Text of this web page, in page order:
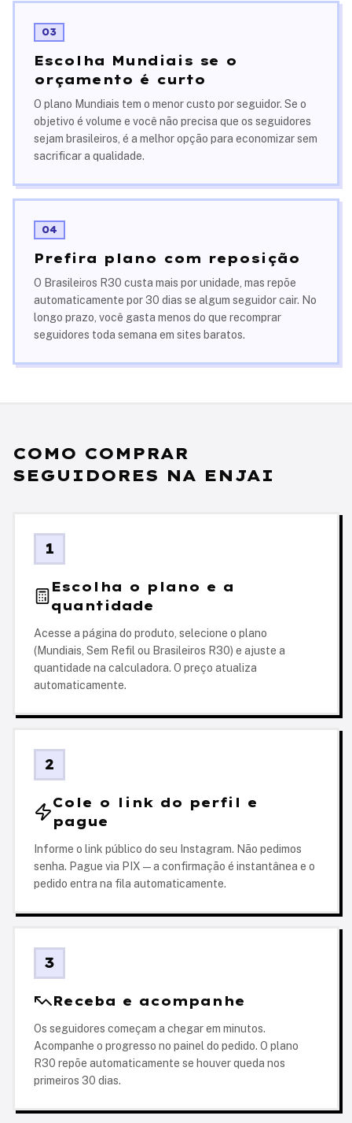
03
Escolha Mundiais se o
orçamento é curto
O plano Mundiais tem o menor custo por seguidor. Se o
objetivo é volume e você não precisa que os seguidores
sejam brasileiros, é a melhor opção para economizar sem
sacrificar a qualidade.
04
Prefira plano com reposição
O Brasileiros R30 custa mais por unidade, mas repõe
automaticamente por 30 dias se algum seguidor cair. No
longo prazo, você gasta menos do que recomprar
seguidores toda semana em sites baratos.
COMO COMPRAR
SEGUIDORES NA ENJAI
1
Escolha o plano e a
quantidade
Acesse a página do produto, selecione o plano
(Mundiais, Sem Refil ou Brasileiros R30) e ajuste a
quantidade na calculadora. O preço atualiza
automaticamente.
2
Cole o link do perfil e
pague
Informe o link público do seu Instagram. Não pedimos
senha. Pague via PIX — a confirmação é instantânea e o
pedido entra na fila automaticamente.
3
Receba e acompanhe
Os seguidores começam a chegar em minutos.
Acompanhe o progresso no painel do pedido. O plano
R30 repõe automaticamente se houver queda nos
primeiros 30 dias.